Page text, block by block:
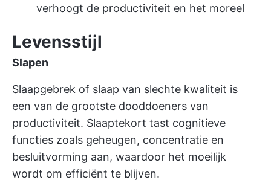
verhoogt de productiviteit en het moreel
Levensstijl
Slapen
Slaapgebrek of slaap van slechte kwaliteit is
een van de grootste dooddoeners van
productiviteit. Slaaptekort tast cognitieve
functies zoals geheugen, concentratie en
besluitvorming aan, waardoor het moeilijk
wordt om efficiënt te blijven.